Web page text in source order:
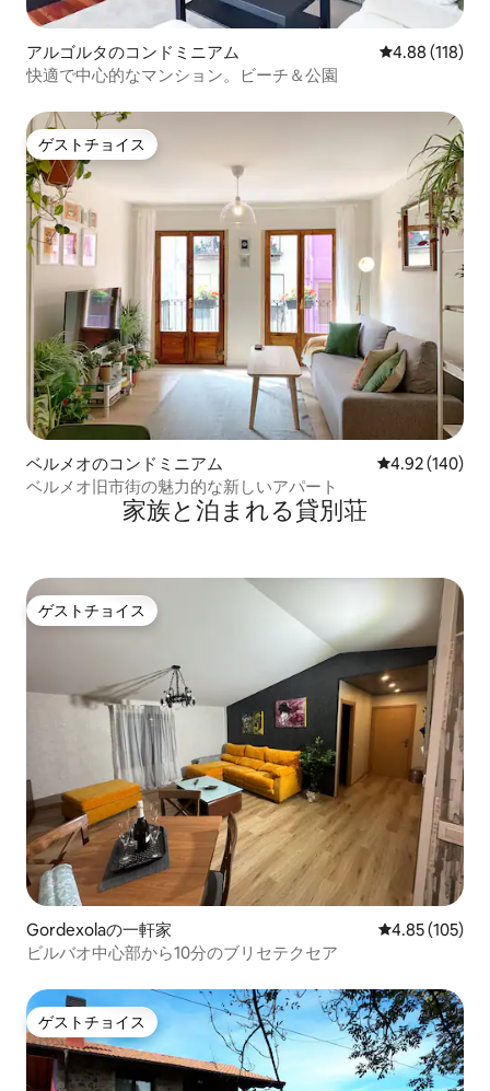
アルゴルタのコンドミニアム レビュー118
4.88 (118)
快適で中心的なマンション。ビーチ＆公園
ゲストチョイス
ゲストチョイス
ベルメオのコンドミニアム レビュー140
4.92 (140)
ベルメオ旧市街の魅力的な新しいアパート
家族と泊まれる貸別荘
ゲストチョイス
ゲストチョイス
Gordexolaの一軒家 レビュー105
4.85 (105)
ビルバオ中心部から10分のブリセテクセア
ゲストチョイス
ゲストチョイス